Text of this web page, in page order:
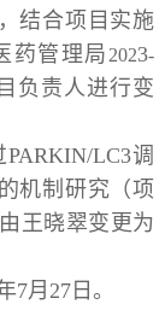
结合项目实施
药管理局 2023-
负责人进行变
PARKIN/LC3调
机制研究（项
王晓翠变更为
7月 27日。